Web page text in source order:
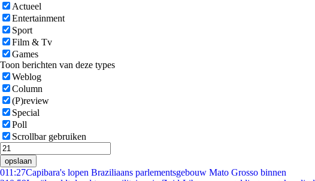
Actueel
Entertainment
Sport
Film & Tv
Games
Toon berichten van deze types
Weblog
Column
(P)review
Special
Poll
Scrollbar gebruiken
opslaan
011:27Capibara's lopen Braziliaans parlementsgebouw Mato Grosso binnen